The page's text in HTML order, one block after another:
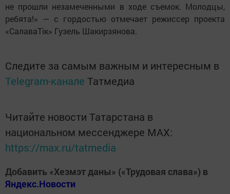
не прошли незамеченными в ходе съемок. Молодцы,
ребята!» — с гордостью отмечает режиссер проекта
«СалаваТік» Гузель Шакирзянова.
Следите за самым важным и интересным в
Telegram-канале Татмедиа
Читайте новости Татарстана в
национальном мессенджере MАХ:
https://max.ru/tatmedia
Добавить «Хезмэт даны» («Трудовая слава») в
Яндекс.Новости